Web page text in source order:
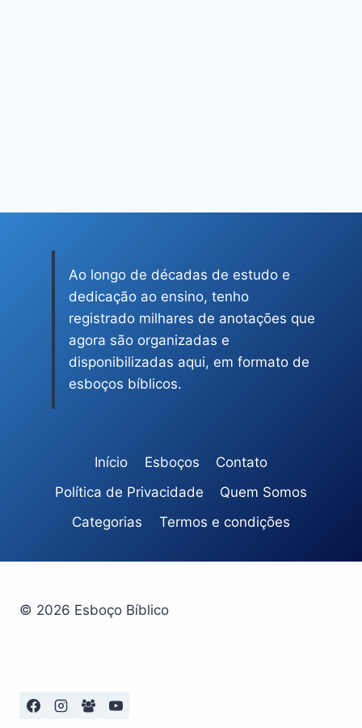
Ao longo de décadas de estudo e
dedicação ao ensino, tenho
registrado milhares de anotações que
agora são organizadas e
disponibilizadas aqui, em formato de
esboços bíblicos.
Início Esboços
Contato
Política de Privacidade
Quem Somos
Categorias
Termos e condições
© 2026 Esboço Bíblico